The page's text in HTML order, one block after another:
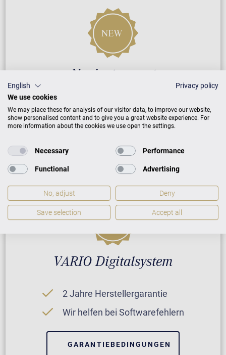
Neuinstrument
5 Jahre Herstellergarantie
Reparatur durch Fachleute
GARANTIEBEDINGUNGEN
VARIO Digitalsystem
2 Jahre Herstellergarantie
Wir helfen bei Softwarefehlern
GARANTIEBEDINGUNGEN
English
Privacy policy
We use cookies
We may place these for analysis of our visitor data, to improve our website,
show personalised content and to give you a great website experience. For
more information about the cookies we use open the settings.
Necessary Performance
Functional Advertising
No, adjust Deny
Save selection Accept all